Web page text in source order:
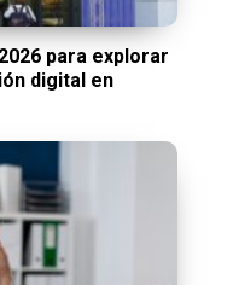
para explorar
digital en